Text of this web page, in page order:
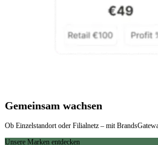
Gemeinsam wachsen
Ob Einzelstandort oder Filialnetz – mit
Unsere Marken entdecken